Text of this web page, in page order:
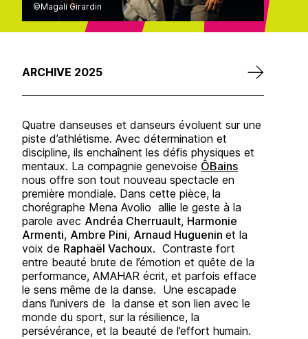
©Magali Girardin
ARCHIVE 2025
Quatre danseuses et danseurs évoluent sur une
piste d’athlétisme. Avec détermination et
discipline, ils enchaînent les défis physiques et
mentaux. La compagnie genevoise ÔBains
nous offre son tout nouveau spectacle en
première mondiale. Dans cette pièce, la
chorégraphe Mena Avolio allie le geste à la
parole avec Andréa Cherruault, Harmonie
Armenti, Ambre Pini, Arnaud Huguenin et la
voix de Raphaël Vachoux. Contraste fort
entre beauté brute de l’émotion et quête de la
performance, AMAHAR écrit, et parfois efface
le sens même de la danse. Une escapade
dans l’univers de la danse et son lien avec le
monde du sport, sur la résilience, la
persévérance, et la beauté de l’effort humain.